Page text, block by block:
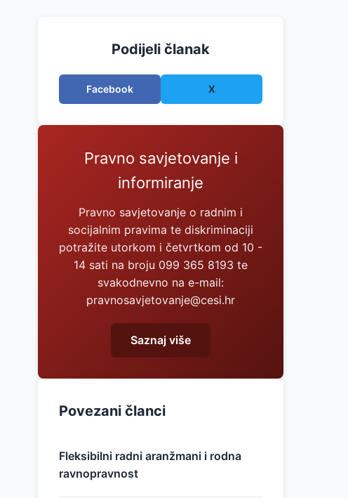
Podijeli članak
Facebook X
Pravno savjetovanje i
informiranje
Pravno savjetovanje o radnim i
socijalnim pravima te diskriminaciji
potražite utorkom i četvrtkom od 10 -
14 sati na broju 099 365 8193 te
svakodnevno na e-mail:
pravnosavjetovanje@cesi.hr
Saznaj više
Povezani članci
Fleksibilni radni aranžmani i rodna
ravnopravnost